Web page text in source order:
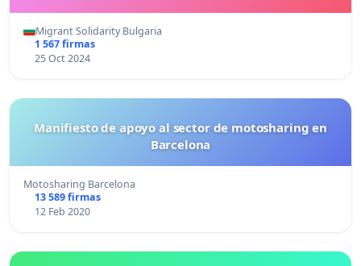
Migrant Solidarity Bulgaria
1 567 firmas
25 Oct 2024
Manifiesto de apoyo al sector de motosharing en
Barcelona
Motosharing Barcelona
13 589 firmas
12 Feb 2020